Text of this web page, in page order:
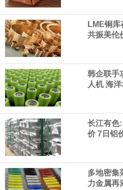
宇树科技董事长、总经理兼
经过多年研发创新和技术积
成技术、高紧凑度机器人身
心技术等多项已商业化应用
美国总统特朗普6日否认他对
他与赫格塞思就弹药短缺问
LME铜
共振美伦
韩企联手
人机 海
长江有色
价 7日铝
多地密集
力金属再